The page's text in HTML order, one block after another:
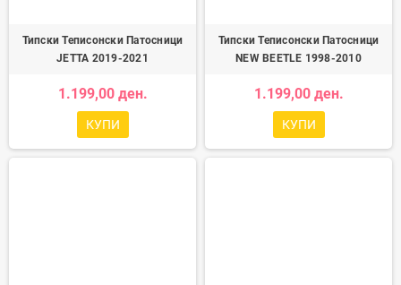
Типски Теписонски Патосници
JETTA 2019-2021
1.199,00 ден.
КУПИ
Типски Теписонски Патосници
NEW BEETLE 1998-2010
1.199,00 ден.
КУПИ